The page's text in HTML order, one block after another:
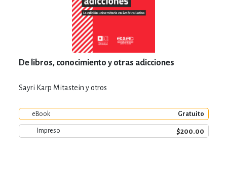
De libros, conocimiento y otras adicciones
Sayri Karp Mitastein y otros
eBook Gratuito
Impreso $200.00